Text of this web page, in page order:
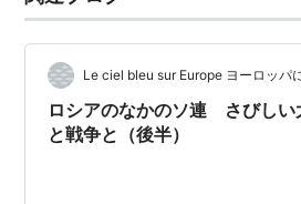
Le ciel bleu sur Europe ヨーロッパ
ロシアのなかのソ連 さびしい
と戦争と（後半）